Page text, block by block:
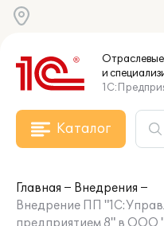
Отраслевые
и
Каталог
Главная
Внедрения
Внедрение ПП
предприятием 8" в ООО